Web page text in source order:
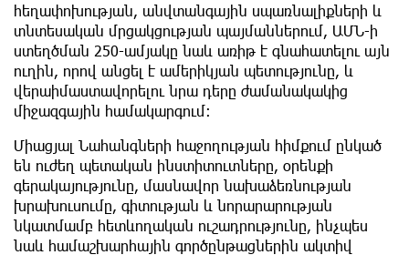
հեղափոխության, անվտանգային սպառնալիքների և
տնտեսական մրցակցության պայմաններում, ԱՄՆ-ի
ստեղծման 250-ամյակը նաև առիթ է գնահատելու այն
ուղին, որով անցել է ամերիկյան պետությունը, և
վերաիմաստավորելու նրա դերը ժամանակակից
միջազգային համակարգում։
Միացյալ Նահանգների հաջողության հիմքում ընկած
են ուժեղ պետական ինստիտուտները, օրենքի
գերակայությունը, մասնավոր նախաձեռնության
խրախուսումը, գիտության և նորարարության
նկատմամբ հետևողական ուշադրությունը, ինչպես
նաև համաշխարհային գործընթացներին ակտիվ